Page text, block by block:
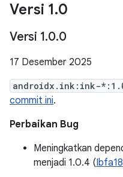
Versi 1.0
Versi 1.0.0
17 Desember 2025
androidx.ink:ink-
commit ini.
Perbaikan Bug
Meningkatkan
menjadi 1.0.4 (Ibfa18